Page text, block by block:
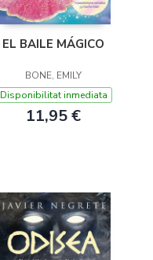
EL BAILE MÁGICO
BONE, EMILY
Disponibilitat inmediata
11,95 €